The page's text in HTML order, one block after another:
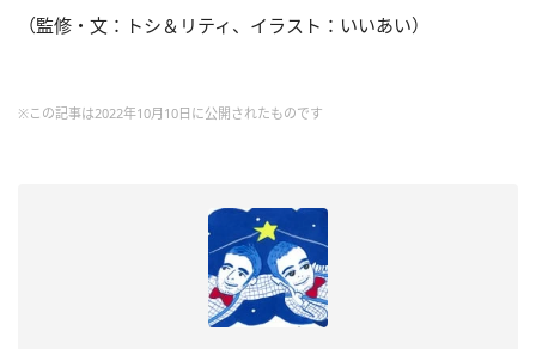
（監修・文：トシ＆リティ、イラスト：いいあい）
※この記事は2022年10月10日に公開されたものです